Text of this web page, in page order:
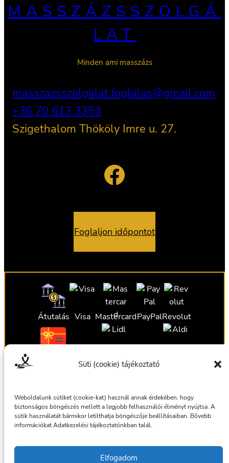
Süti (cookie) tájékoztató
Weboldalunk sütiket (cookie-kat) használ annak érdekében, hogy
biztonságos böngészés mellett a legjobb felhasználói élményt nyújtsa. A
sütik használatát bármikor letilthatja böngészője beállításaiban. Bővebb
információkat Adatkezelési tájékoztatónkban talál.
Elfogadom
MASSZÁZSSZOLGÁ
LAT
Minden ami masszázs
masszazsszolgalat.foglalas@gmail.com
+36 70 613 3353
Szigethalom Thököly Imre u. 27.
Facebook
Foglaljon időpontot
Átutalás Visa MastercardPayPalRevolut
Ajándékutalvány
Ajándékutalvány
Általános szerződési feltételek